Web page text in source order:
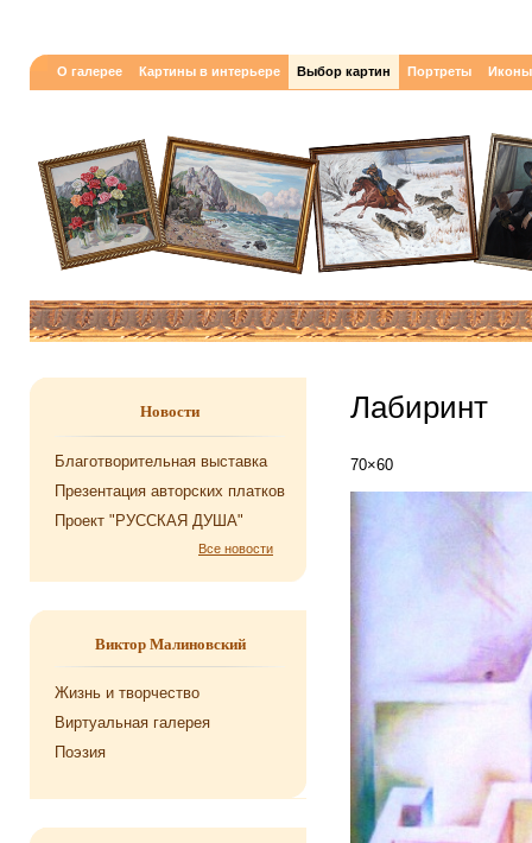
О галерее Картины в интерьере Выбор картин Портреты Иконы
Новости
Благотворительная выставка
Презентация авторских платков
Проект "РУССКАЯ ДУША"
Все новости
Виктор Малиновский
Жизнь и творчество
Виртуальная галерея
Поэзия
Лабиринт
70×60